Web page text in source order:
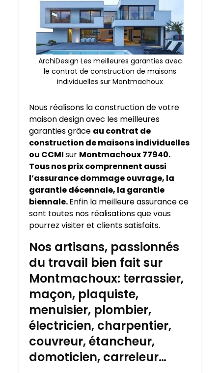
ArchiDesign Les meilleures garanties avec
le contrat de construction de maisons
individuelles sur Montmachoux
Nous réalisons la construction de votre
maison design avec les meilleures
garanties grâce au contrat de
construction de maisons individuelles
ou CCMIsur Montmachoux 77940.
Tous nos prix comprennent aussi
l’assurance dommage ouvrage, la
garantie décennale, la garantie
biennale.Enfin la meilleure assurance ce
sont toutes nos réalisations que vous
pourrez visiter et clients satisfaits.
Nos artisans, passionnés
du travail bien fait sur
Montmachoux: terrassier,
maçon, plaquiste,
menuisier, plombier,
électricien, charpentier,
couvreur, étancheur,
domoticien, carreleur…